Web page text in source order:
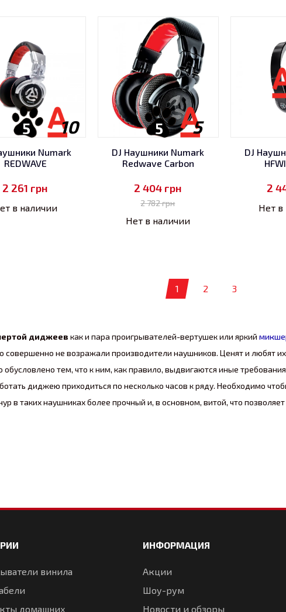
10
5
Numark
REDWAVE
2 261 грн
в наличии
5
5
DJ Наушники Numark
Redwave Carbon
2 404 грн
2 782грн
Нет в наличии
DJ
2
Нет в
1 2 3
диджеев как и пара проигрывателей-вертушек или яркий
не возражали производители наушников. Ценят и любят
тем, что к ним, как правило, выдвигаются иные
диджею приходиться по несколько часов к ряду. Необходимо
в таких наушниках более прочный и, в основном, витой, что
винила
домашних
ИНФОРМАЦИЯ
Акции
Шоу-рум
Новости и обзоры